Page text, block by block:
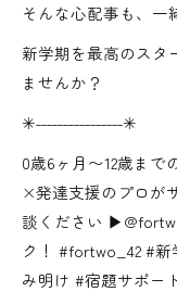
そんな心配事も、一
新学期を最高のスタ
ませんか？
✳︎˗˗˗˗˗˗˗˗˗˗˗˗˗˗˗˗✳︎
0歳6ヶ月〜12歳ま
×発達支援のプロが
談ください
ク！ #fortwo_42 #
み明け #宿題サポー